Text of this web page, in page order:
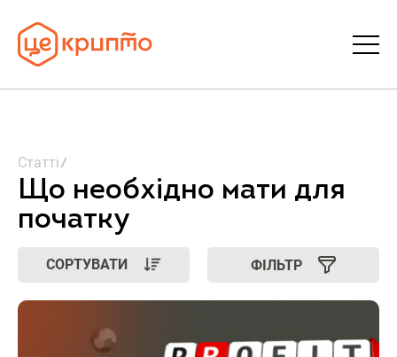
Статті
Що необхідно мати для
початку
СОРТУВАТИ ФІЛЬТР